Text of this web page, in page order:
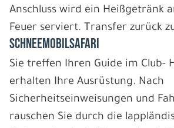
Anschluss wird ein Heißgetränk
Feuer serviert. Transfer zurück
SCHNEEMOBILSAFARI
Sie treffen Ihren Guide im Club-
erhalten Ihre Ausrüstung. Nach
Sicherheitseinweisungen und
rauschen Sie durch die